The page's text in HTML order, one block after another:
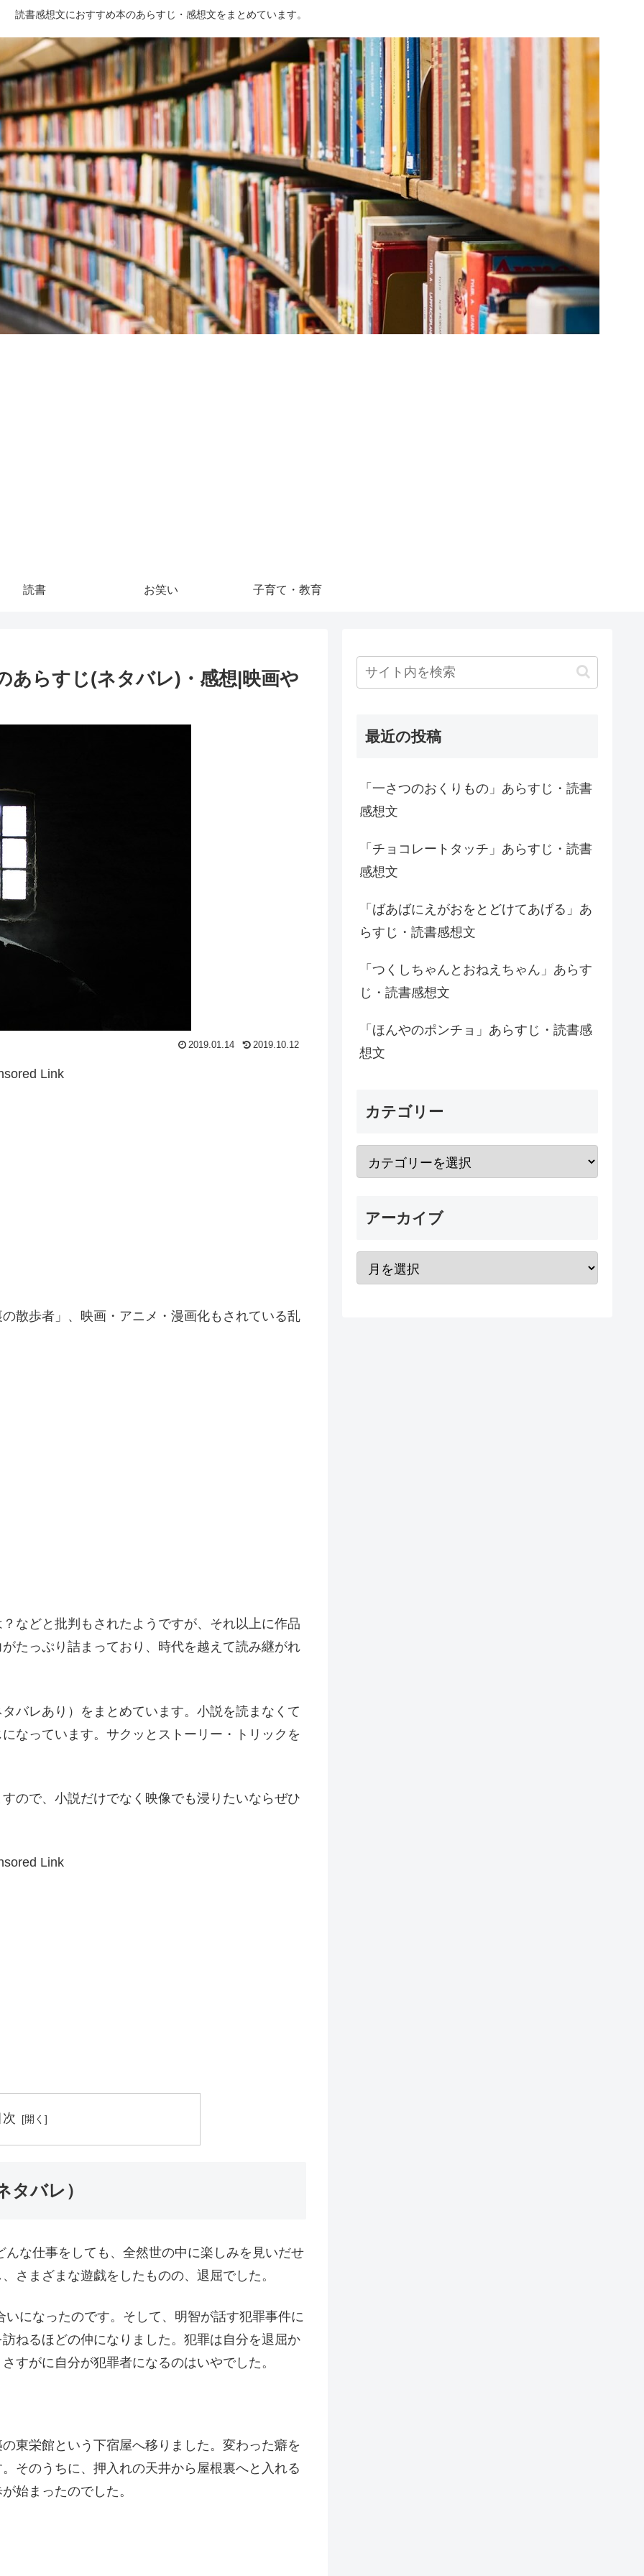
読書感想文におすすめ本のあらすじ・感想文をまとめています。
読書 お笑い 子育て・教育
あらすじ(ネタバレ)・感想|映画や
2019.01.14 2019.10.12
Link
散歩者」、映画・アニメ・漫画化もされている乱
などと批判もされたようですが、それ以上に作品
たっぷり詰まっており、時代を越えて読み継がれ
バレあり）をまとめています。小説を読まなくて
なっています。サクッとストーリー・トリックを
ので、小説だけでなく映像でも浸りたいならぜひ
Link
タバレ）
な仕事をしても、全然世の中に楽しみを見いだせ
さまざまな遊戯をしたものの、退屈でした。
になったのです。そして、明智が話す犯罪事件に
ねるほどの仲になりました。犯罪は自分を退屈か
すがに自分が犯罪者になるのはいやでした。
東栄館という下宿屋へ移りました。変わった癖を
そのうちに、押入れの天井から屋根裏へと入れる
始まったのでした。
最近の投稿
「一さつのおくりもの」あらすじ・読書
感想文
「チョコレートタッチ」あらすじ・読書
感想文
「ばあばにえがおをとどけてあげる」あ
らすじ・読書感想文
「つくしちゃんとおねえちゃん」あらす
じ・読書感想文
「ほんやのポンチョ」あらすじ・読書感
想文
カテゴリー
アーカイブ